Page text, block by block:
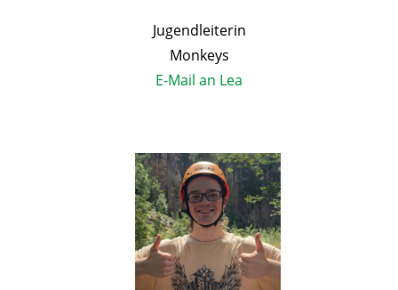
Jugendleiterin
Monkeys
E-Mail an Lea